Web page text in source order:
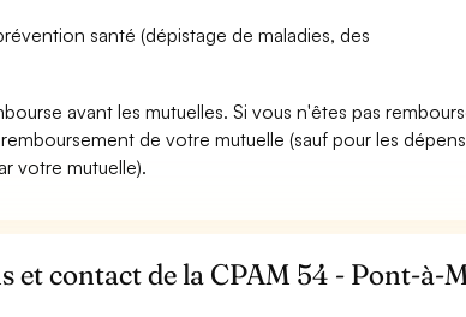
santé (dépistage de maladies, des
avant les mutuelles. Si vous n'êtes pas
de votre mutuelle (sauf pour les
votre mutuelle).
et contact de la CPAM 54 - Pont-à-